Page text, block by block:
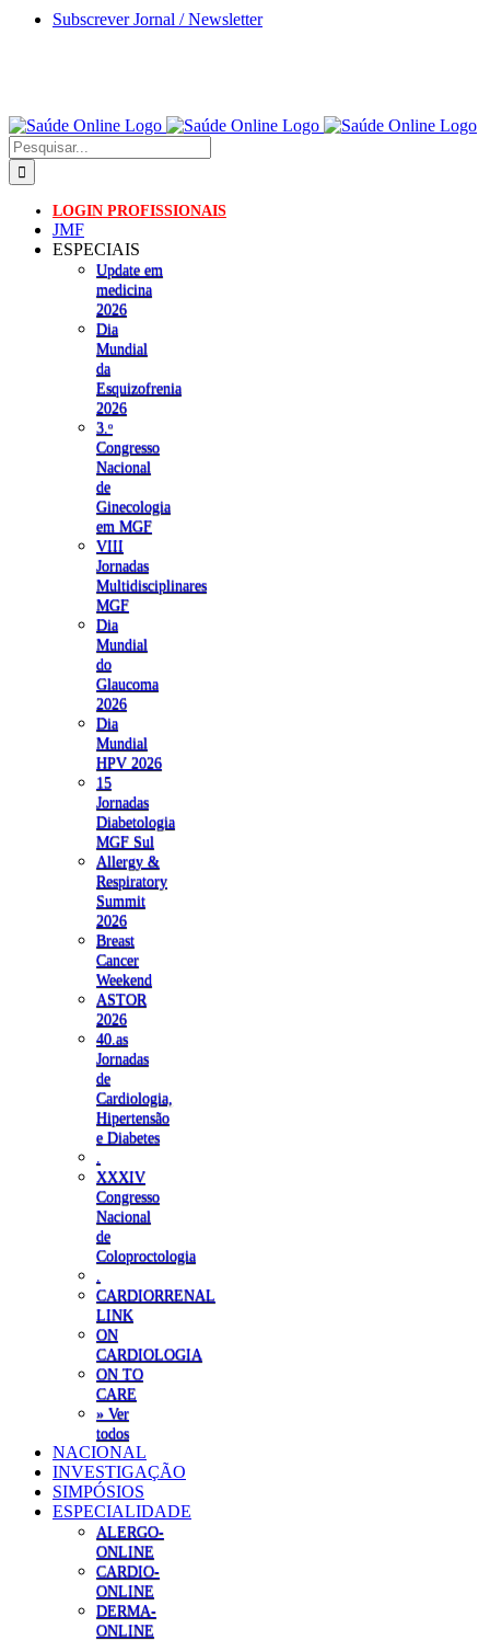
Skip
Subscrever Jornal / Newsletter
Pesquisar
LOGIN PROFISSIONAIS
JMF
ESPECIAIS
Update em
medicina
2026
Dia
Mundial
da
Esquizofrenia
2026
3.ᵒ
Congresso
Nacional
de
Ginecologia
em MGF
VIII
Jornadas
Multidisciplinares
MGF
Dia
Mundial
do
Glaucoma
2026
Dia
Mundial
HPV 2026
15
Jornadas
Diabetologia
MGF Sul
Allergy &
Respiratory
Summit
2026
Breast
Cancer
Weekend
ASTOR
2026
40.as
Jornadas
de
Cardiologia,
Hipertensão
e Diabetes
XXXIV
Congresso
Nacional
de
Coloproctologia
CARDIORRENAL
LINK
ON
CARDIOLOGIA
ON TO
CARE
» Ver
todos
NACIONAL
INVESTIGAÇÃO
SIMPÓSIOS
ESPECIALIDADE
ALERGO-
ONLINE
CARDIO-
ONLINE
DERMA-
ONLINE